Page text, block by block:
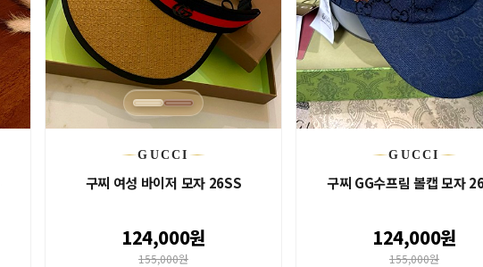
GUCCI
구찌 여성 바이저 모자 26SS
124,000원
155,000원
GUCCI
구찌 GG수프림 볼캡 모자
124,000원
155,000원